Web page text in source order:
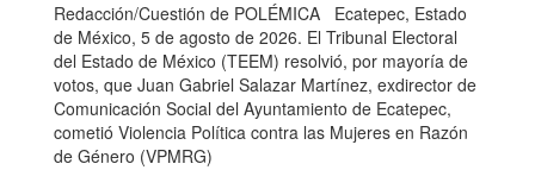
Redacción/Cuestión de POLÉMICA Ecatepec, Estado
de México, 5 de agosto de 2026. El Tribunal Electoral
del Estado de México (TEEM) resolvió, por mayoría de
votos, que Juan Gabriel Salazar Martínez, exdirector de
Comunicación Social del Ayuntamiento de Ecatepec,
cometió Violencia Política contra las Mujeres en Razón
de Género (VPMRG)